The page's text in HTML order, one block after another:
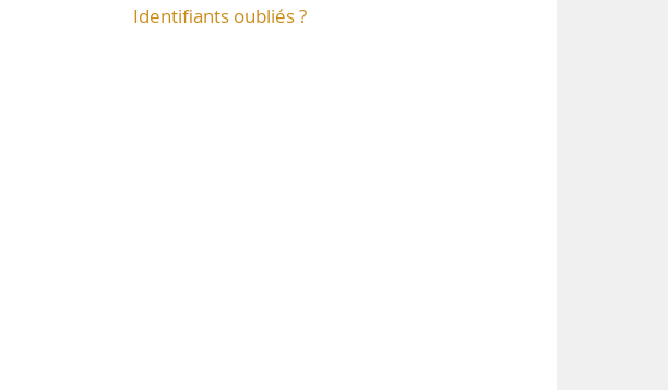
Identifiants oubliés ?